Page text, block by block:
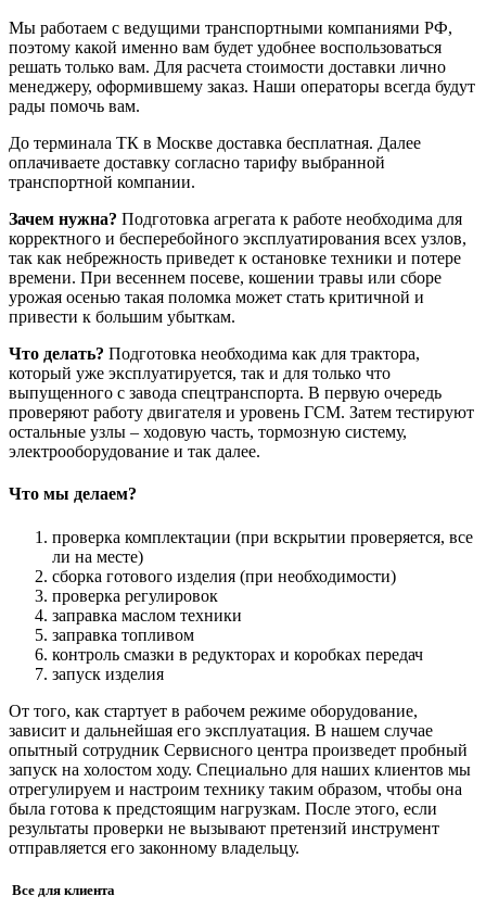
Мы работаем с ведущими транспортными компаниями РФ,
поэтому какой именно вам будет удобнее воспользоваться
решать только вам. Для расчета стоимости доставки лично
менеджеру, оформившему заказ. Наши операторы всегда будут
рады помочь вам.
До терминала ТК в Москве доставка бесплатная. Далее
оплачиваете доставку согласно тарифу выбранной
транспортной компании.
Зачем нужна? Подготовка агрегата к работе необходима для
корректного и бесперебойного эксплуатирования всех узлов,
так как небрежность приведет к остановке техники и потере
времени. При весеннем посеве, кошении травы или сборе
урожая осенью такая поломка может стать критичной и
привести к большим убыткам.
Что делать? Подготовка необходима как для трактора,
который уже эксплуатируется, так и для только что
выпущенного с завода спецтранспорта. В первую очередь
проверяют работу двигателя и уровень ГСМ. Затем тестируют
остальные узлы – ходовую часть, тормозную систему,
электрооборудование и так далее.
Что мы делаем?
проверка комплектации (при вскрытии проверяется, все
ли на месте)
сборка готового изделия (при необходимости)
проверка регулировок
заправка маслом техники
заправка топливом
контроль смазки в редукторах и коробках передач
запуск изделия
От того, как стартует в рабочем режиме оборудование,
зависит и дальнейшая его эксплуатация. В нашем случае
опытный сотрудник Сервисного центра произведет пробный
запуск на холостом ходу. Специально для наших клиентов мы
отрегулируем и настроим технику таким образом, чтобы она
была готова к предстоящим нагрузкам. После этого, если
результаты проверки не вызывают претензий инструмент
отправляется его законному владельцу.
Все для клиента